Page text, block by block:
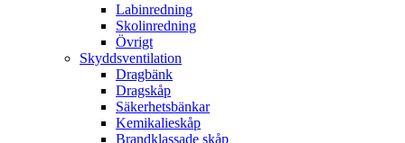
Labinredning
Skolinredning
Övrigt
Skyddsventilation
Dragbänk
Dragskåp
Säkerhetsbänkar
Kemikalieskåp
Brandklassade skåp